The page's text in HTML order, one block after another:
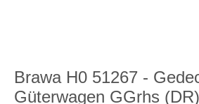
Brawa H0 51267 -
Güterwagen GGrhs (DR)